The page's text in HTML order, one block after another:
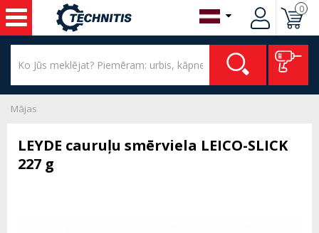
0
Mājas
LEYDE cauruļu smērviela LEICO-SLICK
227 g